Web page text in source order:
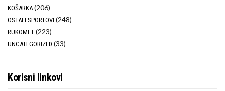
KOŠARKA (206)
OSTALI SPORTOVI (248)
RUKOMET (223)
UNCATEGORIZED (33)
Korisni linkovi